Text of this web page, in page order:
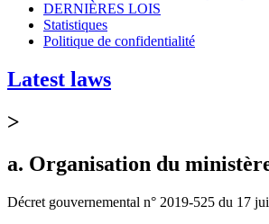
DERNIÈRES LOIS
Statistiques
Politique de confidentialité
Latest laws
>
a. Organisation du
Décret gouvernemental n° 2019-525 du 17